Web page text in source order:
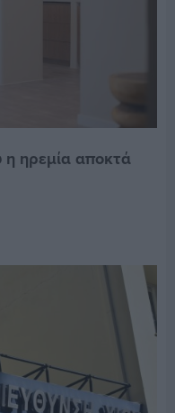
η ηρεμία αποκτά